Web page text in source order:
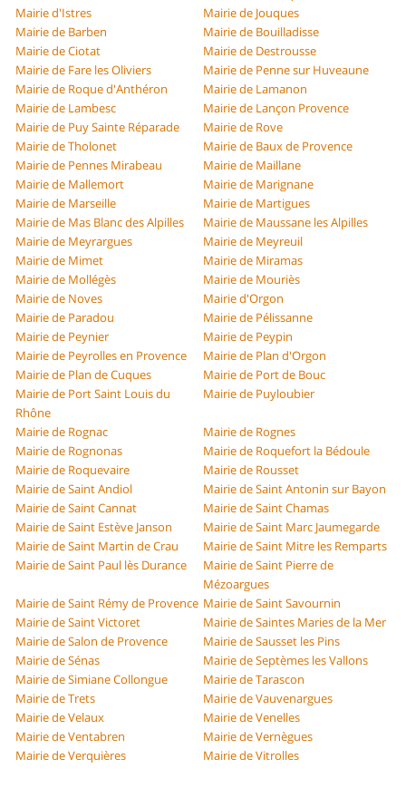
Mairie d'Istres
Mairie de Jouques
Mairie de Barben
Mairie de Bouilladisse
Mairie de Ciotat
Mairie de Destrousse
Mairie de Fare les Oliviers
Mairie de Penne sur Huveaune
Mairie de Roque d'Anthéron
Mairie de Lamanon
Mairie de Lambesc
Mairie de Lançon Provence
Mairie de Puy Sainte Réparade
Mairie de Rove
Mairie de Tholonet
Mairie de Baux de Provence
Mairie de Pennes Mirabeau
Mairie de Maillane
Mairie de Mallemort
Mairie de Marignane
Mairie de Marseille
Mairie de Martigues
Mairie de Mas Blanc des Alpilles
Mairie de Maussane les Alpilles
Mairie de Meyrargues
Mairie de Meyreuil
Mairie de Mimet
Mairie de Miramas
Mairie de Mollégès
Mairie de Mouriès
Mairie de Noves
Mairie d'Orgon
Mairie de Paradou
Mairie de Pélissanne
Mairie de Peynier
Mairie de Peypin
Mairie de Peyrolles en Provence
Mairie de Plan d'Orgon
Mairie de Plan de Cuques
Mairie de Port de Bouc
Mairie de Port Saint Louis du
Rhône
Mairie de Puyloubier
Mairie de Rognac
Mairie de Rognes
Mairie de Rognonas
Mairie de Roquefort la Bédoule
Mairie de Roquevaire
Mairie de Rousset
Mairie de Saint Andiol
Mairie de Saint Antonin sur Bayon
Mairie de Saint Cannat
Mairie de Saint Chamas
Mairie de Saint Estève Janson
Mairie de Saint Marc Jaumegarde
Mairie de Saint Martin de Crau
Mairie de Saint Mitre les Remparts
Mairie de Saint Paul lès Durance
Mairie de Saint Pierre de
Mézoargues
Mairie de Saint Rémy de Provence Mairie de Saint Savournin
Mairie de Saint Victoret
Mairie de Saintes Maries de la Mer
Mairie de Salon de Provence
Mairie de Sausset les Pins
Mairie de Sénas
Mairie de Septèmes les Vallons
Mairie de Simiane Collongue
Mairie de Tarascon
Mairie de Trets
Mairie de Vauvenargues
Mairie de Velaux
Mairie de Venelles
Mairie de Ventabren
Mairie de Vernègues
Mairie de Verquières
Mairie de Vitrolles